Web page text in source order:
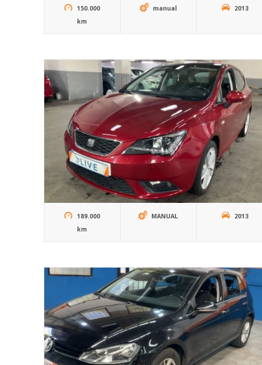
150.000
km
manual 2013
189.000
km
MANUAL 2013